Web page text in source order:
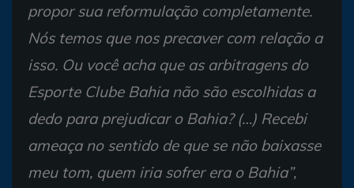
propor sua reformulação completamente.
Nós temos que nos precaver com relação a
isso. Ou você acha que as arbitragens do
Esporte Clube Bahia não são escolhidas a
dedo para prejudicar o Bahia? (…) Recebi
ameaça no sentido de que se não baixasse
meu tom, quem iria sofrer era o Bahia”,